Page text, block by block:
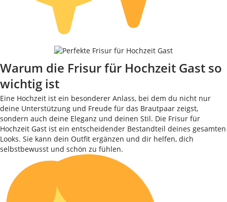
Warum die Frisur für Hochzeit Gast so
wichtig ist
Eine Hochzeit ist ein besonderer Anlass, bei dem du nicht nur
deine Unterstützung und Freude für das Brautpaar zeigst,
sondern auch deine Eleganz und deinen Stil. Die Frisur für
Hochzeit Gast ist ein entscheidender Bestandteil deines gesamten
Looks. Sie kann dein Outfit ergänzen und dir helfen, dich
selbstbewusst und schön zu fühlen.